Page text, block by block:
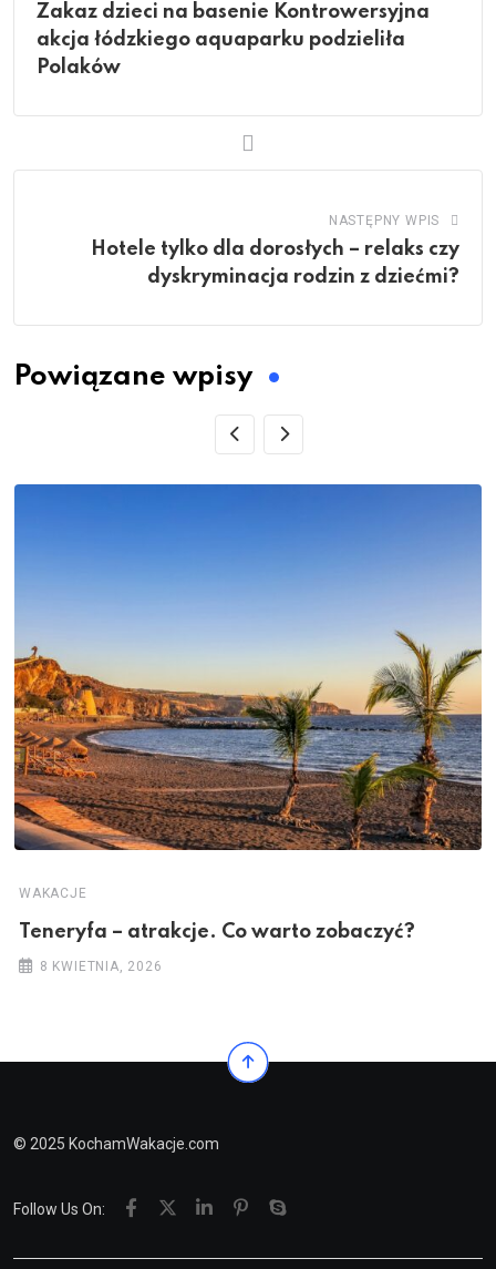
Zakaz dzieci na basenie Kontrowersyjna
akcja łódzkiego aquaparku podzieliła
Polaków
NASTĘPNY WPIS
Hotele tylko dla dorosłych – relaks czy
dyskryminacja rodzin z dziećmi?
Powiązane wpisy
WAKACJE
Teneryfa – atrakcje. Co warto zobaczyć?
8 KWIETNIA, 2026
© 2025 KochamWakacje.com
Follow Us On: